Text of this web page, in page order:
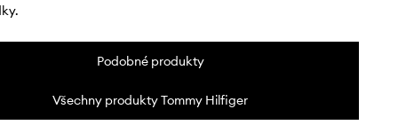
Podobné produkty
Všechny produkty Tommy Hilfiger